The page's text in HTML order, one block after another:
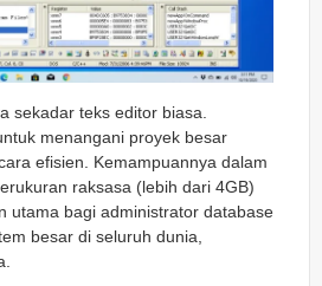
sekadar teks editor biasa.
menangani proyek besar
efisien. Kemampuannya dalam
raksasa (lebih dari 4GB)
utama bagi administrator database
besar di seluruh dunia,